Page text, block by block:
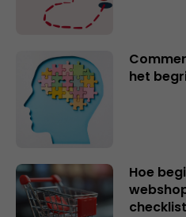
het
Hoe
checklist